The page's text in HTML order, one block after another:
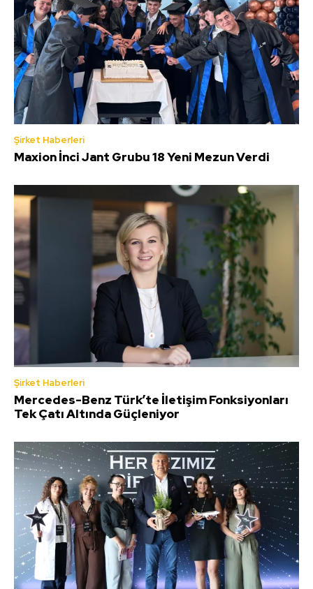
Şirket Haberleri
Maxion İnci Jant Grubu 18 Yeni Mezun Verdi
Şirket Haberleri
Mercedes-Benz Türk’te İletişim Fonksiyonları
Tek Çatı Altında Güçleniyor